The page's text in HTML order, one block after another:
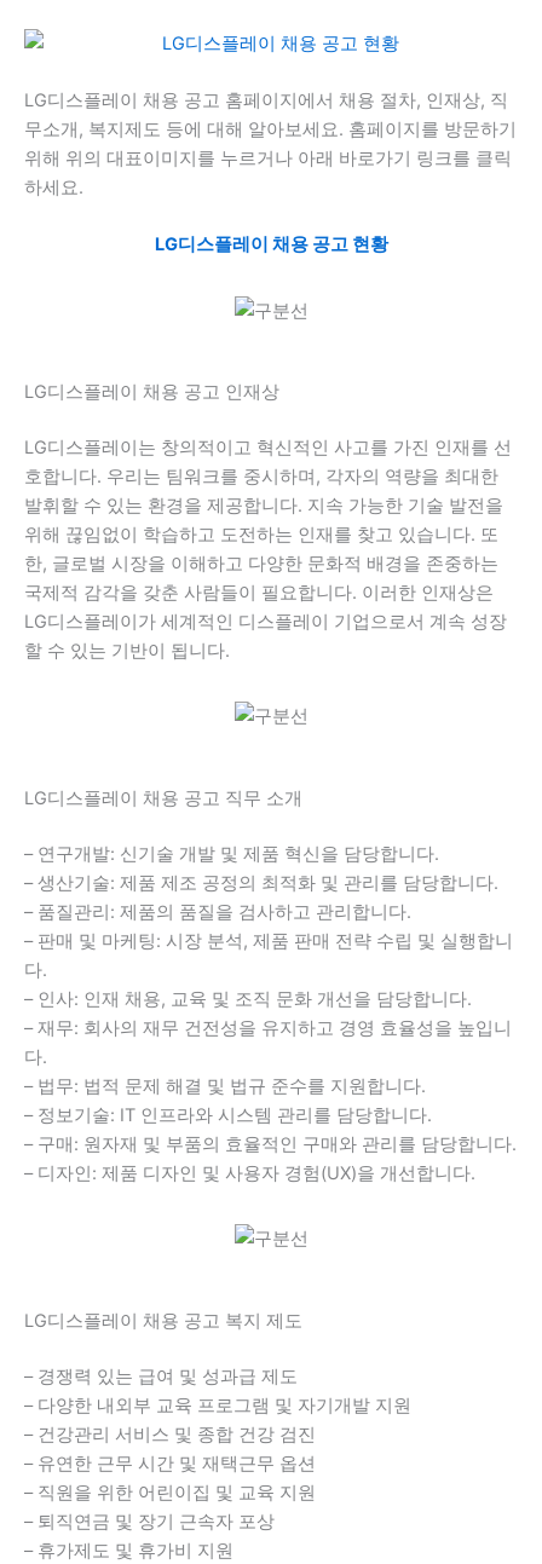
LG디스플레이 채용 공고 홈페이지에서 채용 절차, 인재상, 직
무소개, 복지제도 등에 대해 알아보세요. 홈페이지를 방문하기
위해 위의 대표이미지를 누르거나 아래 바로가기 링크를 클릭
하세요.
LG디스플레이 채용 공고 현황
LG디스플레이 채용 공고 인재상
LG디스플레이는 창의적이고 혁신적인 사고를 가진 인재를 선
호합니다. 우리는 팀워크를 중시하며, 각자의 역량을 최대한
발휘할 수 있는 환경을 제공합니다. 지속 가능한 기술 발전을
위해 끊임없이 학습하고 도전하는 인재를 찾고 있습니다. 또
한, 글로벌 시장을 이해하고 다양한 문화적 배경을 존중하는
국제적 감각을 갖춘 사람들이 필요합니다. 이러한 인재상은
LG디스플레이가 세계적인 디스플레이 기업으로서 계속 성장
할 수 있는 기반이 됩니다.
LG디스플레이 채용 공고 직무 소개
– 연구개발: 신기술 개발 및 제품 혁신을 담당합니다.
– 생산기술: 제품 제조 공정의 최적화 및 관리를 담당합니다.
– 품질관리: 제품의 품질을 검사하고 관리합니다.
– 판매 및 마케팅: 시장 분석, 제품 판매 전략 수립 및 실행합니
다.
– 인사: 인재 채용, 교육 및 조직 문화 개선을 담당합니다.
– 재무: 회사의 재무 건전성을 유지하고 경영 효율성을 높입니
다.
– 법무: 법적 문제 해결 및 법규 준수를 지원합니다.
– 정보기술: IT 인프라와 시스템 관리를 담당합니다.
– 구매: 원자재 및 부품의 효율적인 구매와 관리를 담당합니다.
– 디자인: 제품 디자인 및 사용자 경험(UX)을 개선합니다.
LG디스플레이 채용 공고 복지 제도
– 경쟁력 있는 급여 및 성과급 제도
– 다양한 내외부 교육 프로그램 및 자기개발 지원
– 건강관리 서비스 및 종합 건강 검진
– 유연한 근무 시간 및 재택근무 옵션
– 직원을 위한 어린이집 및 교육 지원
– 퇴직연금 및 장기 근속자 포상
– 휴가제도 및 휴가비 지원